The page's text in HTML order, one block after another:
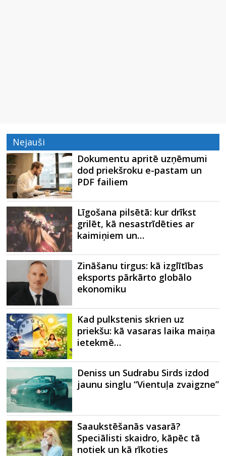
Nejauši
Dokumentu apritē uzņēmumi
dod priekšroku e-pastam un
PDF failiem
Līgošana pilsētā: kur drīkst
grilēt, kā nesastrīdēties ar
kaimiņiem un…
Zināšanu tirgus: kā izglītības
eksports pārkārto globālo
ekonomiku
Kad pulkstenis skrien uz
priekšu: kā vasaras laika maiņa
ietekmē…
Deniss un Sudrabu Sirds izdod
jaunu singlu “Vientuļa zvaigzne”
Saaukstēšanās vasarā?
Speciālisti skaidro, kāpēc tā
notiek un kā rīkoties